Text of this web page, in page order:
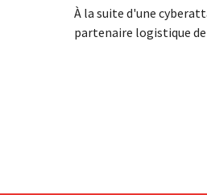
À la suite d'une
partenaire logistique